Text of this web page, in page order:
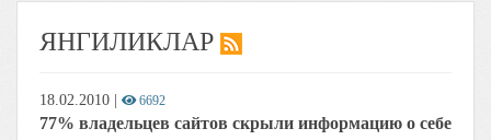
ЯНГИЛИКЛАР
18.02.2010 6692
77% владельцев сайтов скрыли информацию о себе